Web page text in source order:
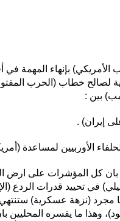
بإنهاء المهمة في
لصالح خطاب (الحرب
بين :
إيران) .
الأوربيين لمساعدة
كل المؤشرات على ارض
في تحييد قدرات الردع
مجرد (نزهة عسكرية) ستنتهي
وهذا ما يفسره